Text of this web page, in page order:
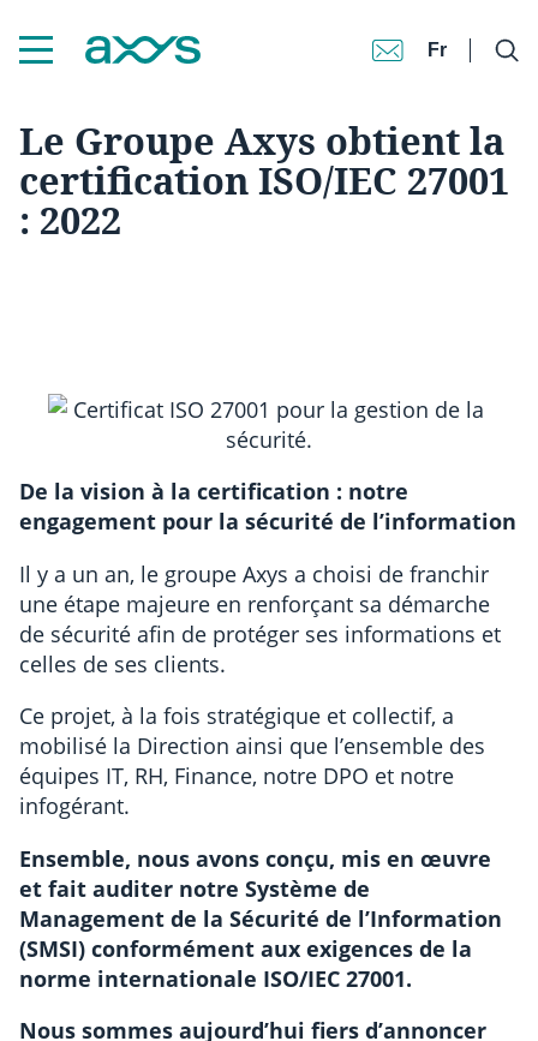
Fr
Accueil| Le Groupe Axys obtient la certification ISO/IEC 27001 : 2022
Le Groupe Axys obtient la
certification ISO/IEC 27001
: 2022
De la vision à la certification : notre
engagement pour la sécurité de l’information
Il y a un an, le groupe Axys a choisi de franchir
une étape majeure en renforçant sa démarche
de sécurité afin de protéger ses informations et
celles de ses clients.
Ce projet, à la fois stratégique et collectif, a
mobilisé la Direction ainsi que l’ensemble des
équipes IT, RH, Finance, notre DPO et notre
infogérant.
Ensemble, nous avons conçu, mis en œuvre
et fait auditer notre Système de
Management de la Sécurité de l’Information
(SMSI) conformément aux exigences de la
norme internationale ISO/IEC 27001.
Nous sommes aujourd’hui fiers d’annoncer